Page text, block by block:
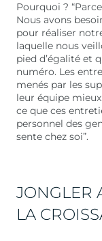
Pourquoi ?
Nous avons
pour réaliser
laquelle nous
pied d’égalité et
numéro. Les
menés par les
leur équipe
ce que ces
personnel des
sente chez soi”.
JONGLER
LA